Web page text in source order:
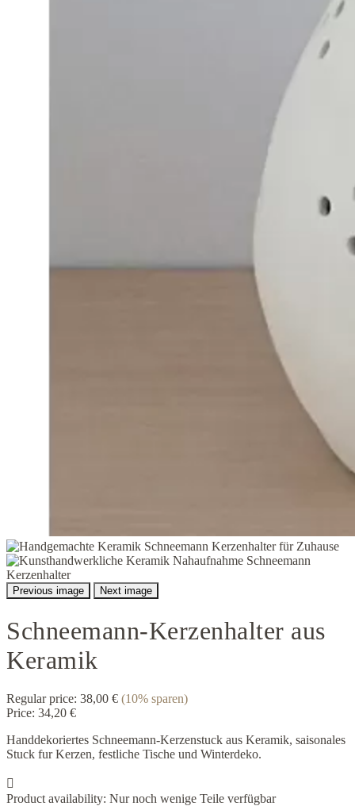
Previous image Next image
Schneemann-Kerzenhalter aus
Keramik
Regular price: 38,00 € (10% sparen)
Price: 34,20 €
Handdekoriertes Schneemann-Kerzenstuck aus Keramik, saisonales
Stuck fur Kerzen, festliche Tische und Winterdeko.

Product availability: Nur noch wenige Teile verfügbar